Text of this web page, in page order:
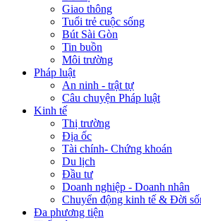
Giao thông
Tuổi trẻ cuộc sống
Bút Sài Gòn
Tin buồn
Môi trường
Pháp luật
An ninh - trật tự
Câu chuyện Pháp luật
Kinh tế
Thị trường
Địa ốc
Tài chính- Chứng khoán
Du lịch
Đầu tư
Doanh nghiệp - Doanh nhân
Chuyển động kinh tế & Đời
Đa phương tiện